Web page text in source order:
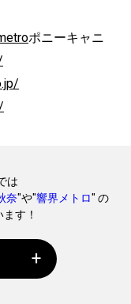
ポニーキャニ
は
奈"や"響界メトロ" の
す！